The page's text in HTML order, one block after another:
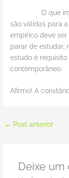
O que
são válidas para
empírico deve ser
parar de estudar,
estudo é requisito
contemporâneo.
Afirmo! A
← Post anterior
Deixe